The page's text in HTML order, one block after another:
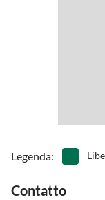
Legenda:
Contatto